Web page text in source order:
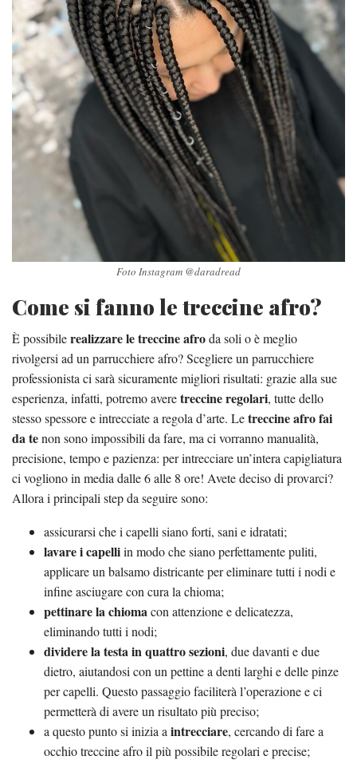
Foto Instagram @daradread
Come si fanno le treccine afro?
È possibilerealizzare le treccine afroda soli o è meglio
rivolgersi ad un parrucchiere afro? Scegliere un parrucchiere
professionista ci sarà sicuramente migliori risultati: grazie alla sue
esperienza, infatti, potremo averetreccine regolari, tutte dello
stesso spessore e intrecciate a regola d’arte. Letreccine afro fai
da tenon sono impossibili da fare, ma ci vorranno manualità,
precisione, tempo e pazienza: per intrecciare un’intera capigliatura
ci vogliono in media dalle 6 alle 8 ore! Avete deciso di provarci?
Allora i principali step da seguire sono:
assicurarsi che i capelli siano forti, sani e idratati;
lavare i capelliin modo che siano perfettamente puliti,
applicare un balsamo districante per eliminare tutti i nodi e
infine asciugare con cura la chioma;
pettinare la chiomacon attenzione e delicatezza,
eliminando tutti i nodi;
dividere la testa in quattro sezioni, due davanti e due
dietro, aiutandosi con un pettine a denti larghi e delle pinze
per capelli. Questo passaggio faciliterà l’operazione e ci
permetterà di avere un risultato più preciso;
a questo punto si inizia a intrecciare, cercando di fare a
occhio treccine afro il più possibile regolari e precise;